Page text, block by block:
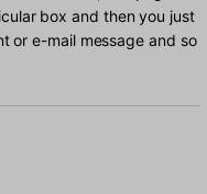
box and then you just
or e-mail message and so